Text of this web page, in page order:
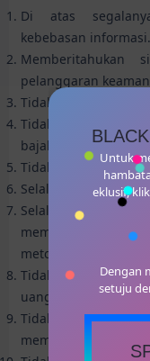
Untuk
eklusif,
Dengan
setuju
Di atas
kebebasan informasi.
Memberitahukan
pelanggaran
Tidak mengambil
Tidak
bajakan.
Tidak pernah
Selalu mengetahui
Selalu bersedia
memberitahukan
metode yang
Tidak pernah
uang.
Tidak pernah
membuat kerusakan.